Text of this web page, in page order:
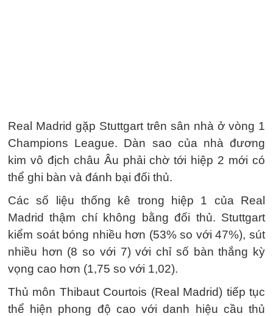
Real Madrid gặp Stuttgart trên sân nhà ở vòng 1
Champions League. Dàn sao của nhà đương
kim vô địch châu Âu phải chờ tới hiệp 2 mới có
thể ghi bàn và đánh bại đối thủ.
Các số liệu thống kê trong hiệp 1 của Real
Madrid thậm chí không bằng đối thủ. Stuttgart
kiểm soát bóng nhiều hơn (53% so với 47%), sút
nhiều hơn (8 so với 7) với chỉ số bàn thắng kỳ
vọng cao hơn (1,75 so với 1,02).
Thủ môn Thibaut Courtois (Real Madrid) tiếp tục
thể hiện phong độ cao với danh hiệu cầu thủ